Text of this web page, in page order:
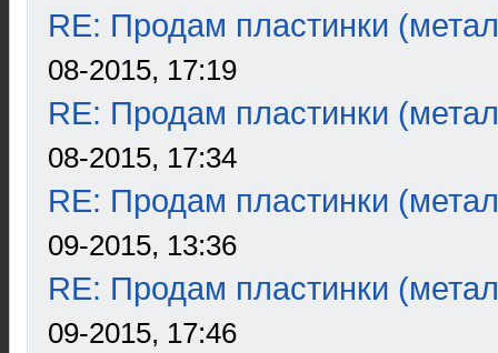
RE: Продам пластинки
08-2015, 17:19
RE: Продам пластинки
08-2015, 17:34
RE: Продам пластинки
09-2015, 13:36
RE: Продам пластинки
09-2015, 17:46